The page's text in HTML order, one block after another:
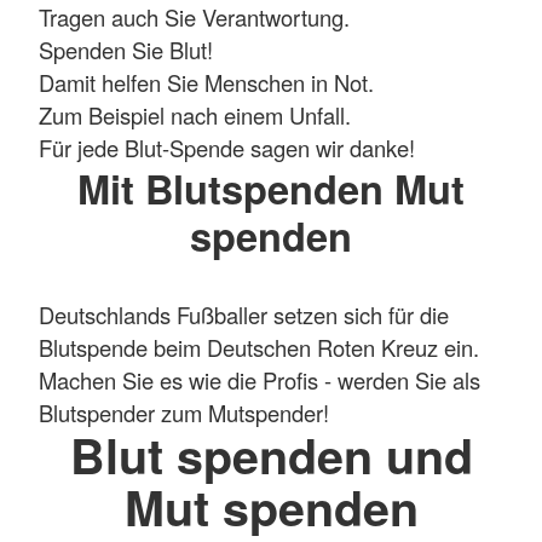
Tragen auch Sie Verantwortung.
Spenden Sie Blut!
Damit helfen Sie Menschen in Not.
Zum Beispiel nach einem Unfall.
Für jede Blut-Spende sagen wir danke!
Mit Blutspenden Mut
spenden
Deutschlands Fußballer setzen sich für die
Blutspende beim Deutschen Roten Kreuz ein.
Machen Sie es wie die Profis - werden Sie als
Blutspender zum Mutspender!
Blut spenden und
Mut spenden